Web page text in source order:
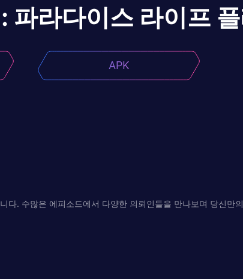
파라다이스 라이프
APK
. 수많은 에피소드에서 다양한 의뢰인들을 만나보며 당신만